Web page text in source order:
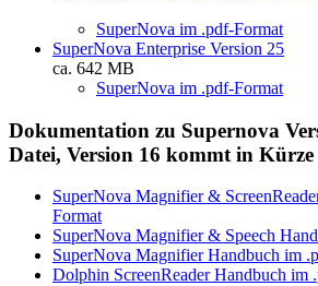
SuperNova im .pdf-Format
SuperNova Enterprise Version 25
ca. 642 MB
SuperNova im .pdf-Format
Dokumentation zu Supernova
Datei, Version 16 kommt in Kürze
SuperNova Magnifier &
Format
SuperNova Magnifier & Speech
SuperNova Magnifier Handbuch im
Dolphin ScreenReader Handbuch im